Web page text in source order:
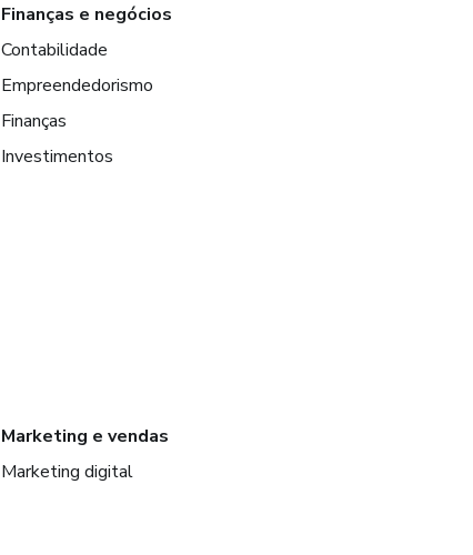
Finanças e negócios
Contabilidade
Empreendedorismo
Finanças
Investimentos
Marketing e vendas
Marketing digital